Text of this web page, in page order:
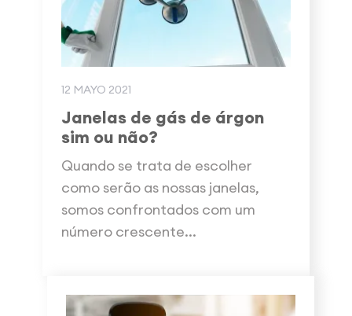
12 MAYO 2021
Janelas de gás de árgon
sim ou não?
Quando se trata de escolher
como serão as nossas janelas,
somos confrontados com um
número crescente...